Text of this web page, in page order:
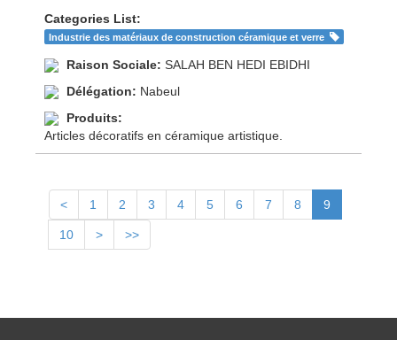
Categories List:
Industrie des matériaux de construction céramique et verre
Raison Sociale: SALAH BEN HEDI EBIDHI
Délégation: Nabeul
Produits:
Articles décoratifs en céramique artistique.
< 1 2 3 4 5 6 7 8 9
10 > >>